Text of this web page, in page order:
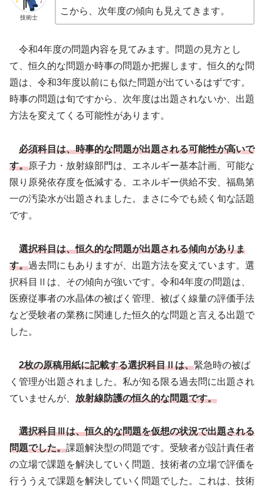
技術士
こから、次年度の傾向も見えてきます。
令和4年度の問題内容を見てみます。問題の見方とし
て、恒久的な問題か時事の問題か把握します。恒久的な問
題は、令和3年度以前にも似た問題が出ているはずです。
時事の問題は旬ですから、次年度は出題されないか、出題
方法を変えてくる可能性があります。
必須科目は、時事的な問題が出題される可能性が高いで
す。原子力・放射線部門は、エネルギー基本計画、可能な
限り原発依存度を低減する、エネルギー供給不安、福島第
一の汚染水が出題されました。まさに今でも続く旬な話題
です。
選択科目は、恒久的な問題が出題される傾向がありま
す。過去問にもありますが、出題方法を変えています。選
択科目Ⅱは、その傾向が強いです。令和4年度の問題は、
医療従事者の水晶体の被ばく管理、被ばく線量の評価手法
など受験者の業務に関連した恒久的な問題と言える出題で
した。
2枚の原稿用紙に記載する選択科目Ⅱは、緊急時の被ば
く管理が出題されました。私が知る限る過去問に出題され
ていませんが、 放射線防護の恒久的な問題です。
選択科目Ⅲは、恒久的な問題を仮想の状況で出題される
問題でした。課題解決型の問題です。受験者が設計責任者
の立場で課題を解決していく問題、技術者の立場で評価を
行ううえで課題を解決していく問題でした。これは、技術